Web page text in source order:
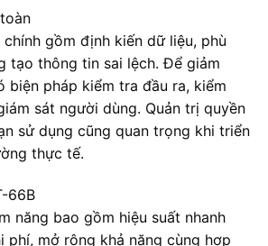
gồm định kiến dữ liệu, phù
tạo thông tin sai lệch. Để giảm
biện pháp kiểm tra đầu ra, kiểm
sát người dùng. Quản trị quyền
sử dụng cũng quan trọng khi triển
thực tế.
66B
năng bao gồm hiệu suất nhanh
phí, mở rộng khả năng cùng hợp